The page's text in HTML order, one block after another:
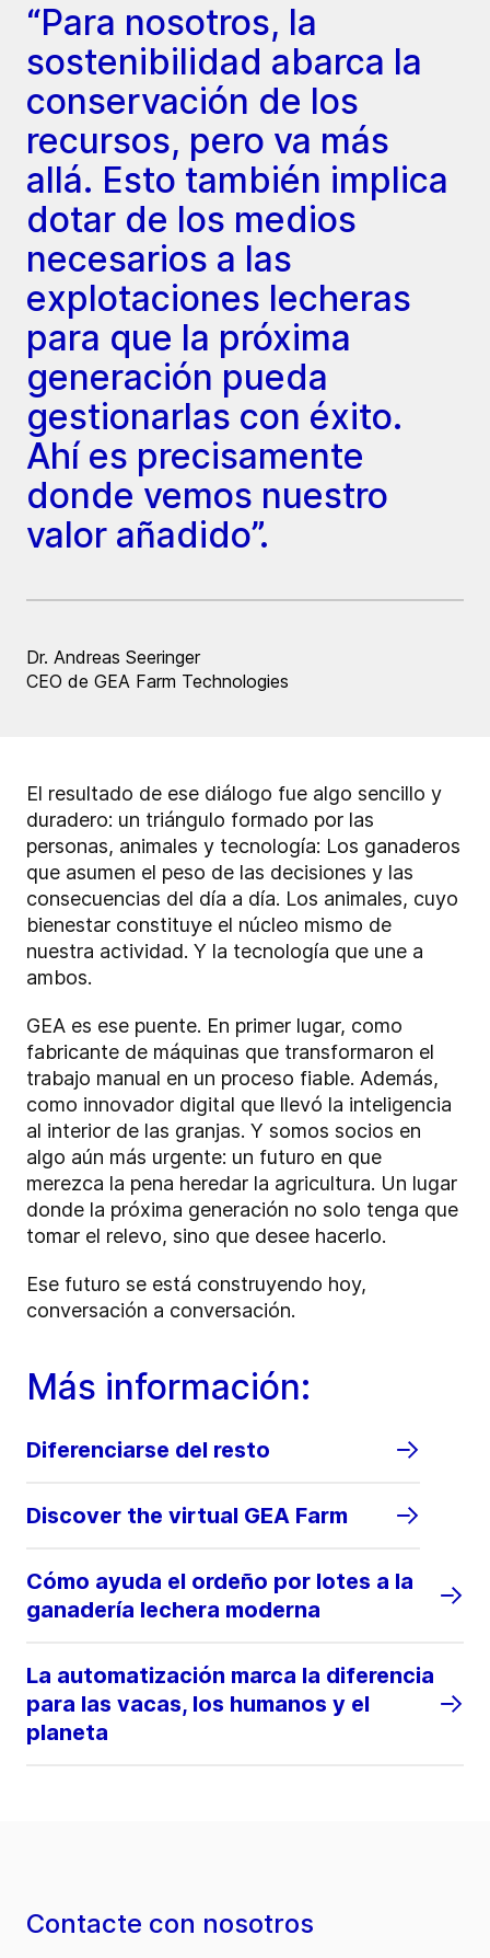
“Para nosotros, la
sostenibilidad abarca la
conservación de los
recursos, pero va más
allá. Esto también implica
dotar de los medios
necesarios a las
explotaciones lecheras
para que la próxima
generación pueda
gestionarlas con éxito.
Ahí es precisamente
donde vemos nuestro
valor añadido”.
Dr. Andreas Seeringer
CEO de GEA Farm Technologies
El resultado de ese diálogo fue algo sencillo y
duradero: un triángulo formado por las
personas, animales y tecnología: Los ganaderos
que asumen el peso de las decisiones y las
consecuencias del día a día. Los animales, cuyo
bienestar constituye el núcleo mismo de
nuestra actividad. Y la tecnología que une a
ambos.
GEA es ese puente. En primer lugar, como
fabricante de máquinas que transformaron el
trabajo manual en un proceso fiable. Además,
como innovador digital que llevó la inteligencia
al interior de las granjas. Y somos socios en
algo aún más urgente: un futuro en que
merezca la pena heredar la agricultura. Un lugar
donde la próxima generación no solo tenga que
tomar el relevo, sino que desee hacerlo.
Ese futuro se está construyendo hoy,
conversación a conversación.
Más información:
Diferenciarse del resto
Discover the virtual GEA Farm
Cómo ayuda el ordeño por lotes a la
ganadería lechera moderna
La automatización marca la diferencia
para las vacas, los humanos y el
planeta
Contacte con nosotros